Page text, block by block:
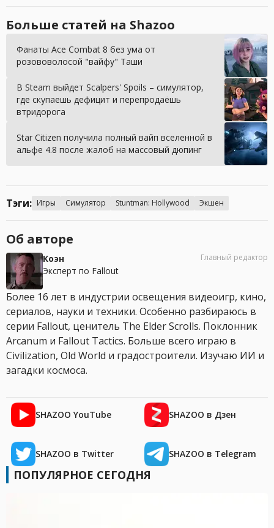
Больше статей на Shazoo
Фанаты Ace Combat 8 без ума от
розововолосой "вайфу" Таши
В Steam выйдет Scalpers' Spoils – симулятор,
где скупаешь дефицит и перепродаёшь
втридорога
Star Citizen получила полный вайп вселенной в
альфе 4.8 после жалоб на массовый дюпинг
Тэги: Игры Симулятор Stuntman: Hollywood Экшен
Об авторе
Коэн
Эксперт по Fallout
Главный редактор
Более 16 лет в индустрии освещения видеоигр, кино,
сериалов, науки и техники. Особенно разбираюсь в
серии Fallout, ценитель The Elder Scrolls. Поклонник
Arcanum и Fallout Tactics. Больше всего играю в
Civilization, Old World и градостроители. Изучаю ИИ и
загадки космоса.
SHAZOO YouTube SHAZOO в Дзен
SHAZOO в Twitter SHAZOO в Telegram
ПОПУЛЯРНОЕ СЕГОДНЯ